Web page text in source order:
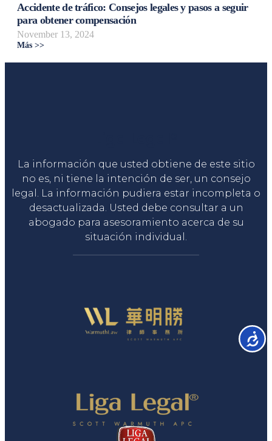
Accidente de tráfico: Consejos legales y pasos a seguir
para obtener compensación
November 13, 2024
Más >>
La información que usted obtiene de este sitio
no es, ni tiene la intención de ser, un consejo
legal. La información pudiera estar incompleta o
desactualizada. Usted debe consultar a un
abogado para asesoramiento acerca de su
situación individual.